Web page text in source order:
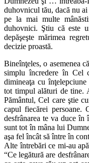
duhovnicul tău, dacă nu
pe la mai multe
duhovnici. Ştiu că este
depăşeşte mărimea
decizie proastă.
Bineînţeles, o asemenea
simplu încredere în Cel
dimineaţa cu
tot timpul alături de tine.
Pământul, Cel care ştie
capul fiecărei persoane.
desfrânarea te va duce în
sunt tot în mâna lui
aşa fel încât să între în
Alte întrebări ce mi-au
“Ce legătură are